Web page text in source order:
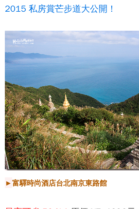
2015 私房賞芒步道大公開！
►富驛時尚酒店台北南京東路館